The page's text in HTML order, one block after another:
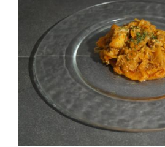
IN DEN WARENKORB /